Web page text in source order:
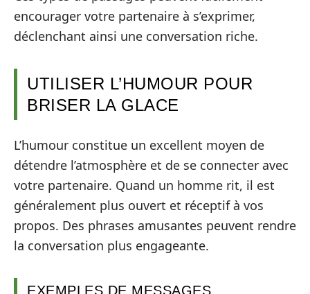
encourager votre partenaire à s’exprimer,
déclenchant ainsi une conversation riche.
UTILISER L’HUMOUR POUR
BRISER LA GLACE
L’humour constitue un excellent moyen de
détendre l’atmosphère et de se connecter avec
votre partenaire. Quand un homme rit, il est
généralement plus ouvert et réceptif à vos
propos. Des phrases amusantes peuvent rendre
la conversation plus engageante.
EXEMPLES DE MESSAGES